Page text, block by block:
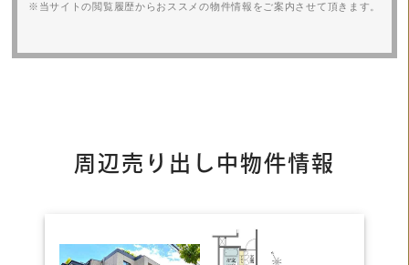
※当サイトの閲覧履歴からおススメの物件情報をご案内させて頂きます。
周辺売り出し中物件情報